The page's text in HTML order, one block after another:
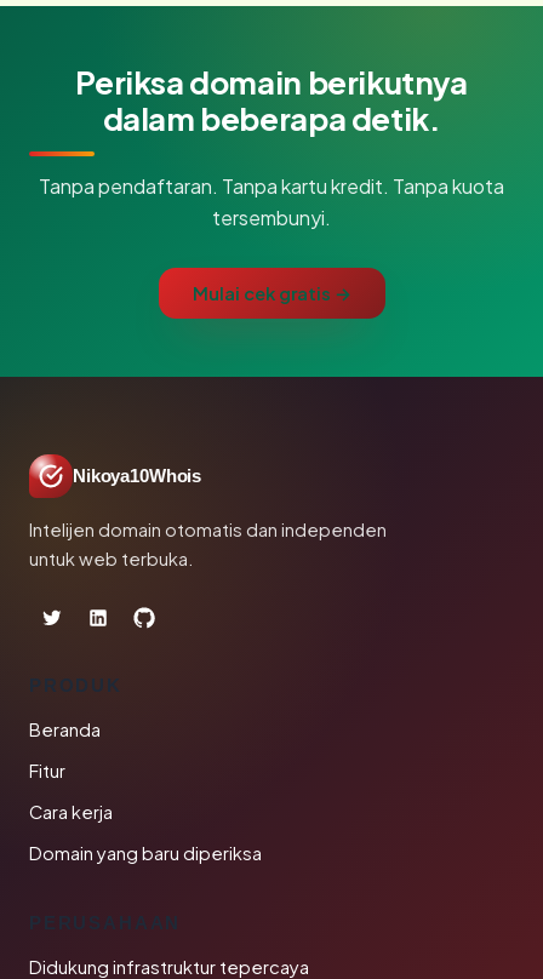
Periksa domain berikutnya
dalam beberapa detik.
Tanpa pendaftaran. Tanpa kartu kredit. Tanpa kuota
tersembunyi.
Mulai cek gratis →
Nikoya10Whois
Intelijen domain otomatis dan independen
untuk web terbuka.
PRODUK
Beranda
Fitur
Cara kerja
Domain yang baru diperiksa
PERUSAHAAN
Didukung infrastruktur tepercaya